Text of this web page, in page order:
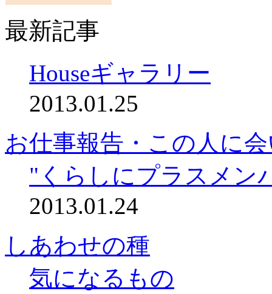
最新記事
Houseギャラリー
2013.01.25
お仕事報告・この人に
"くらしにプラスメン
2013.01.24
しあわせの種
気になるもの